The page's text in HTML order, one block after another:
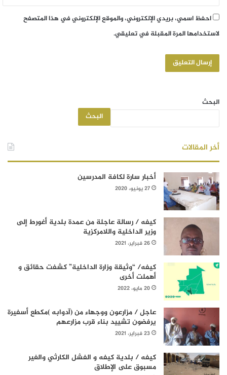
احفظ اسمي، بريدي الإلكتروني، والموقع الإلكتروني في هذا المتصفح
لاستخدامها المرة المقبلة في تعليقي.
البحث
البحث
أخر المقالات
أخبار سارة لكافة المدرسين
27 يونيو، 2020
كيفه / رسالة عاجلة من عمدة بلدية أغورط إلى
وزير الداخلية واللامركزية
26 فبراير، 2021
كيفه/ “وثيقة وزارة الداخلية” كشفت حقائق و
أهملت أخرى
20 مايو، 2022
عاجل / مزارعون ووجهاء من (آدوابه )مكطع أسفيرة
يرفضون تشييد بناء قرب مزارعهم
23 فبراير، 2021
كيفه / بلدية كيفه و الفشل الكارثي والغير
مسبوق على الإطلاق